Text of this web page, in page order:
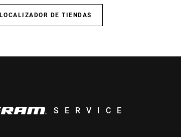
LOCALIZADOR DE TIENDAS
SERVICE